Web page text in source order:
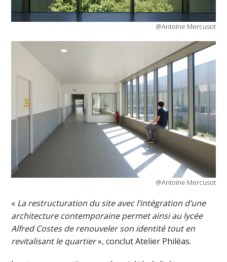
@Antoine Mercusot
@Antoine Mercusot
« La restructuration du site avec l’intégration d’une
architecture contemporaine permet ainsi au lycée
Alfred Costes de renouveler son identité tout en
revitalisant le quartier», conclut Atelier Philéas.